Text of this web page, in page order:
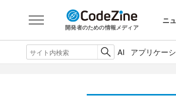
開発者のための情報メディア
ニ
AI アプリケー